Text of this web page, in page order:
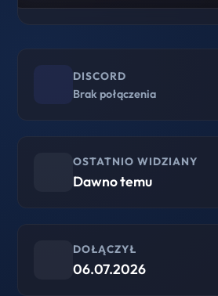
DISCORD
Brak połączenia
OSTATNIO WIDZIANY
Dawno temu
DOŁĄCZYŁ
06.07.2026